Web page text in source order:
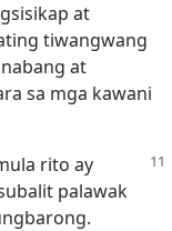
at
tiwangwang
at
sa mga kawani
rito ay
palawak